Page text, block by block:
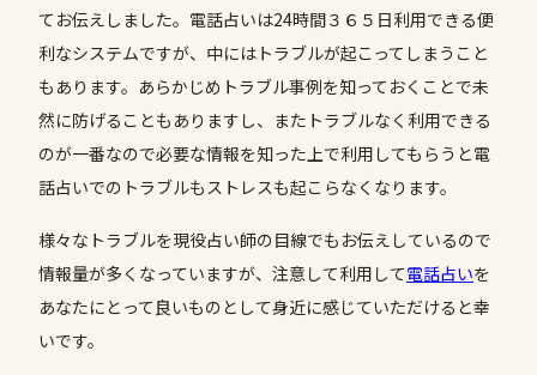
てお伝えしました。電話占いは24時間３６５日利用できる便
利なシステムですが、中にはトラブルが起こってしまうこと
もあります。あらかじめトラブル事例を知っておくことで未
然に防げることもありますし、またトラブルなく利用できる
のが一番なので必要な情報を知った上で利用してもらうと電
話占いでのトラブルもストレスも起こらなくなります。
様々なトラブルを現役占い師の目線でもお伝えしているので
情報量が多くなっていますが、注意して利用して電話占いを
あなたにとって良いものとして身近に感じていただけると幸
いです。